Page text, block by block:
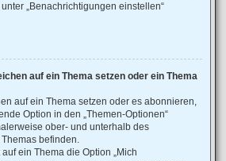
„Benachrichtigungen einstellen“
auf ein Thema setzen oder ein Thema
auf ein Thema setzen oder es abonnieren,
Option in den „Themen-Optionen“
ober- und unterhalb des
befinden.
ein Thema die Option „Mich